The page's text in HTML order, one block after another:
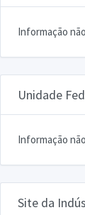
Informação
Unidade
Informação
Site da